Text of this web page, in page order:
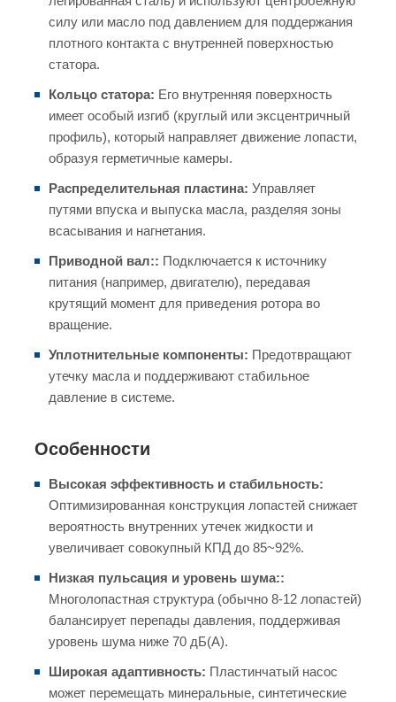
силу или масло под давлением для поддержания
плотного контакта с внутренней поверхностью
статора.
Кольцо статора: Его внутренняя поверхность
имеет особый изгиб (круглый или эксцентричный
профиль), который направляет движение лопасти,
образуя герметичные камеры.
Распределительная пластина: Управляет
путями впуска и выпуска масла, разделяя зоны
всасывания и нагнетания.
Приводной вал:: Подключается к источнику
питания (например, двигателю), передавая
крутящий момент для приведения ротора во
вращение.
Уплотнительные компоненты: Предотвращают
утечку масла и поддерживают стабильное
давление в системе.
Особенности
Высокая эффективность и стабильность:
Оптимизированная конструкция лопастей снижает
вероятность внутренних утечек жидкости и
увеличивает совокупный КПД до 85~92%.
Низкая пульсация и уровень шума::
Многолопастная структура (обычно 8-12 лопастей)
балансирует перепады давления, поддерживая
уровень шума ниже 70 дБ(А).
Широкая адаптивность: Пластинчатый насос
может перемещать минеральные, синтетические